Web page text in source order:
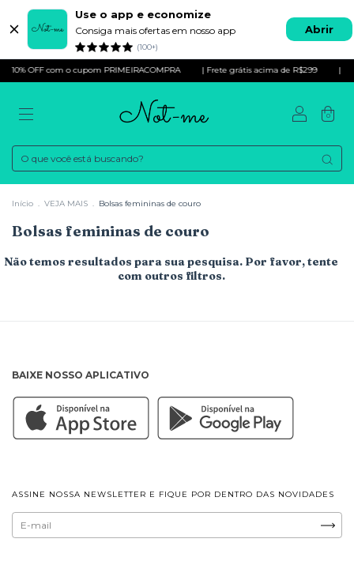
Use o app e economize
Consiga mais ofertas em nosso app
(100+)
Abrir
10% OFF com o cupom PRIMEIRACOMPRA | Frete grátis acima de R$299
0
Início . VEJA MAIS . Bolsas femininas de couro
Bolsas femininas de couro
Não temos resultados para sua pesquisa. Por favor, tente
com outros filtros.
BAIXE NOSSO APLICATIVO
ASSINE NOSSA NEWSLETTER E FIQUE POR DENTRO DAS NOVIDADES